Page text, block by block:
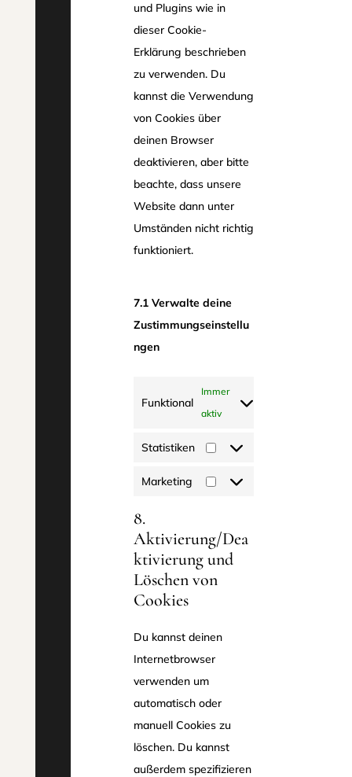
und Plugins wie in
dieser Cookie-
Erklärung beschrieben
zu verwenden. Du
kannst die Verwendung
von Cookies über
deinen Browser
deaktivieren, aber bitte
beachte, dass unsere
Website dann unter
Umständen nicht richtig
funktioniert.
7.1 Verwalte deine
Zustimmungseinstellu
ngen
Funktional
Immer
aktiv
Statistiken
Marketing
8.
Aktivierung/Dea
ktivierung und
Löschen von
Cookies
Du kannst deinen
Internetbrowser
verwenden um
automatisch oder
manuell Cookies zu
löschen. Du kannst
außerdem spezifizieren